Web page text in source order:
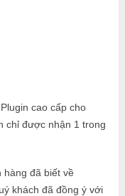
cao cấp cho
chỉ được nhận 1 trong
hàng đã biết về
khách đã đồng ý với